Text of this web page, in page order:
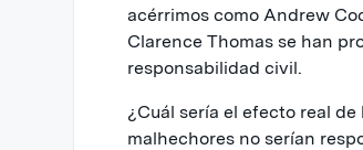
acérrimos como Andrew
Clarence Thomas se han
responsabilidad civil.
¿Cuál sería el efecto real
malhechores no serían